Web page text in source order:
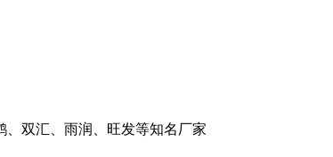
、双汇、雨润、旺发等知名厂家